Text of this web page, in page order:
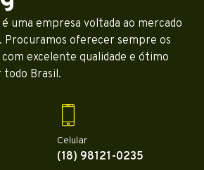
uma empresa voltada ao mercado
Procuramos oferecer sempre os
excelente qualidade e ótimo
Brasil.
Celular
(18) 98121-0235